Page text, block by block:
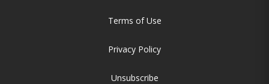
Terms of Use
Privacy Policy
Unsubscribe